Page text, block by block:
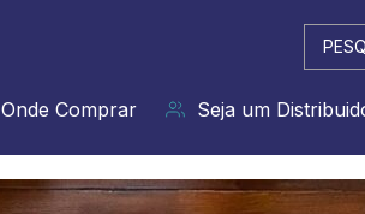
...
Onde Comprar Seja um